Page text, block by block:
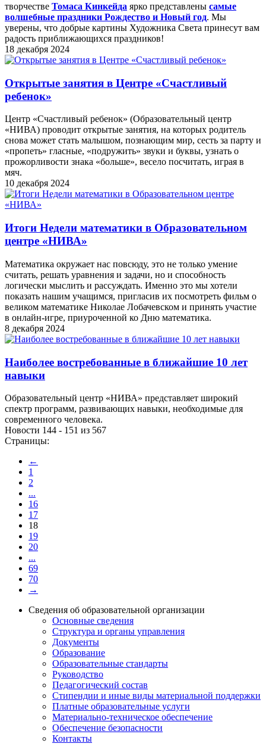
творчестве Томаса Кинкейда ярко представлены самые
волшебные праздники Рождество и Новый год. Мы
уверены, что добрые картины Художника Света принесут вам
радость приближающихся праздников!
18 декабря 2024
Открытые занятия в Центре «Счастливый
ребенок»
Центр «Счастливый ребенок» (Образовательный центр
«НИВА) проводит открытые занятия, на которых родитель
снова может стать малышом, познающим мир, сесть за парту и
«пропеть» гласные, «подружить» звуки и буквы, узнать о
прожорливости знака «больше», весело посчитать, играя в
мяч.
10 декабря 2024
Итоги Недели математики в Образовательном
центре «НИВА»
Математика окружает нас повсюду, это не только умение
считать, решать уравнения и задачи, но и способность
логически мыслить и рассуждать. Именно это мы хотели
показать нашим учащимся, пригласив их посмотреть фильм о
великом математике Николае Лобачевском и принять участие
в онлайн-игре, приуроченной ко Дню математика.
8 декабря 2024
Наиболее востребованные в ближайшие 10 лет
навыки
Образовательный центр «НИВА» представляет широкий
спектр программ, развивающих навыки, необходимые для
современного человека.
Новости 144 - 151 из 567
Страницы:
←
1
2
...
16
17
18
19
20
...
69
70
→
Сведения об образовательной организации
Основные сведения
Структура и органы управления
Документы
Образование
Образовательные стандарты
Руководство
Педагогический состав
Стипендии и иные виды материальной поддержки
Платные образовательные услуги
Материально-техническое обеспечение
Обеспечение безопасности
Контакты